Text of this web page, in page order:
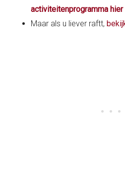
activiteitenprogramma hier
Maar als u liever raftt,